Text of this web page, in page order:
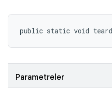
public static void
Parametreler